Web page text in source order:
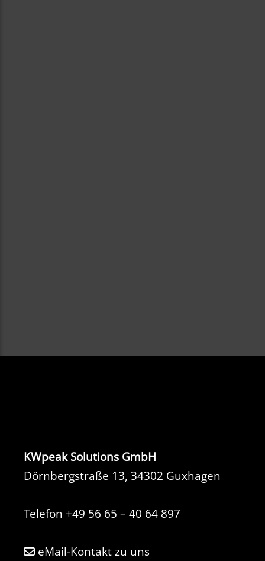
KWpeak Solutions GmbH
Dörnbergstraße 13, 34302 Guxhagen
Telefon +49 56 65 – 40 64 897
eMail-Kontakt zu uns